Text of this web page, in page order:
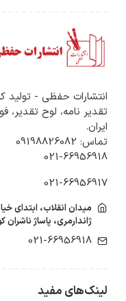
انتشارات حفظی - تولید
تقدیر نامه، لوح
ایران.
تماس: 09198826082
021-66956918
021-66956917
میدان انقلاب، ابتدای
ژاندارمری، پاساژ ناشران
021-66956918
لینک‌های مفید